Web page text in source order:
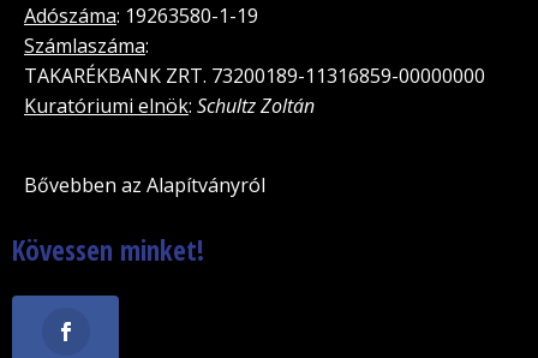
Adószáma: 19263580-1-19
Számlaszáma:
TAKARÉKBANK ZRT. 73200189-11316859-00000000
Kuratóriumi elnök: Schultz Zoltán
Bővebben az Alapítványról
Kövessen minket!